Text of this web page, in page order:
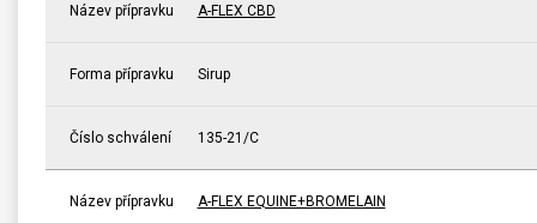
Název přípravku A-FLEX CBD
Forma přípravku Sirup
Číslo schválení 135-21/C
Název přípravku A-FLEX EQUINE+BROMELAIN